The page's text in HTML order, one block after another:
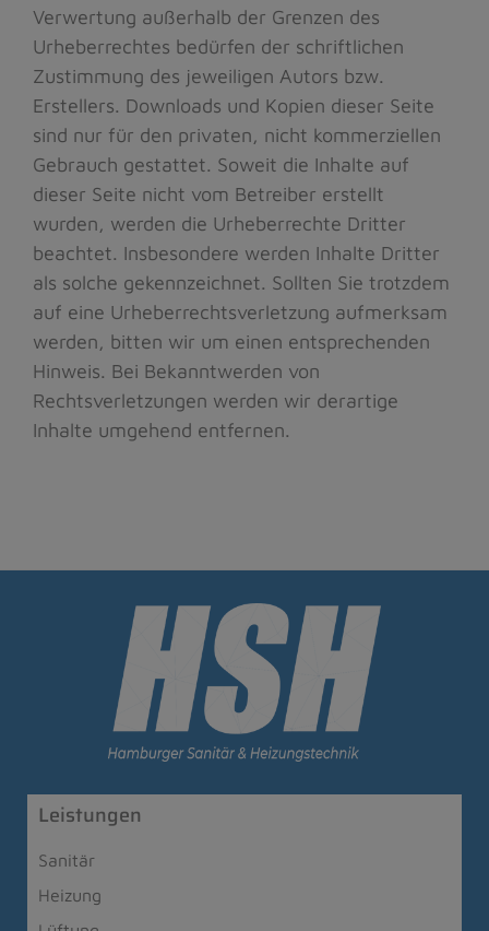
Verwertung außerhalb der Grenzen des
Urheberrechtes bedürfen der schriftlichen
Zustimmung des jeweiligen Autors bzw.
Erstellers. Downloads und Kopien dieser Seite
sind nur für den privaten, nicht kommerziellen
Gebrauch gestattet. Soweit die Inhalte auf
dieser Seite nicht vom Betreiber erstellt
wurden, werden die Urheberrechte Dritter
beachtet. Insbesondere werden Inhalte Dritter
als solche gekennzeichnet. Sollten Sie trotzdem
auf eine Urheberrechtsverletzung aufmerksam
werden, bitten wir um einen entsprechenden
Hinweis. Bei Bekanntwerden von
Rechtsverletzungen werden wir derartige
Inhalte umgehend entfernen.
Leistungen
Sanitär
Heizung